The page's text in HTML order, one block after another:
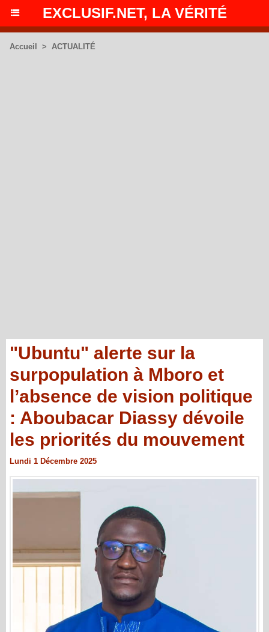
EXCLUSIF.NET, LA VÉRITÉ
Accueil > ACTUALITÉ
"Ubuntu" alerte sur la
surpopulation à Mboro et
l’absence de vision politique
: Aboubacar Diassy dévoile
les priorités du mouvement
Lundi 1 Décembre 2025